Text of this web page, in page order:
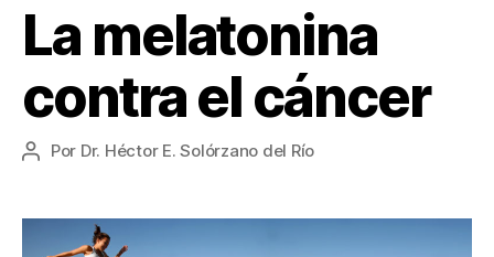
La melatonina
contra el cáncer
Autor
entrada
Por Dr. Héctor E. Solórzano del Río